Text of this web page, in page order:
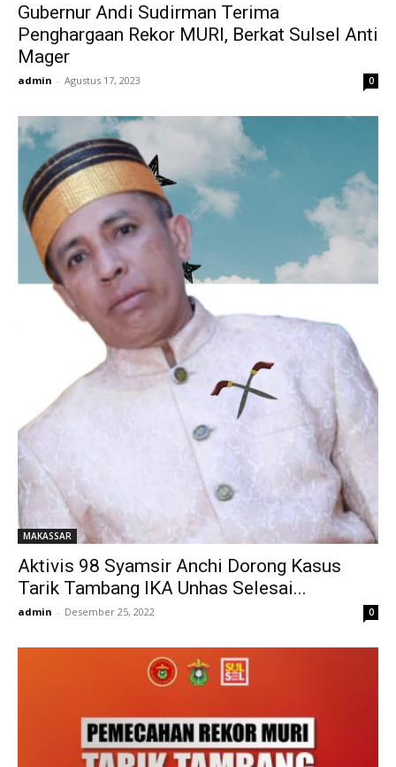
Gubernur Andi Sudirman Terima
Penghargaan Rekor MURI, Berkat Sulsel Anti
Mager
admin - Agustus 17, 2023 0
MAKASSAR
Aktivis 98 Syamsir Anchi Dorong Kasus
Tarik Tambang IKA Unhas Selesai...
admin - Desember 25, 2022 0